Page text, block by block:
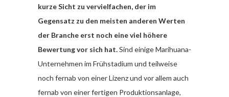
kurze Sicht zu vervielfachen, der im
Gegensatz zu den meisten anderen Werten
der Branche erst noch eine viel höhere
Bewertung vor sich hat.Sind einige Marihuana-
Unternehmen im Frühstadium und teilweise
noch fernab von einer Lizenz und vor allem auch
fernab von einer fertigen Produktionsanlage,